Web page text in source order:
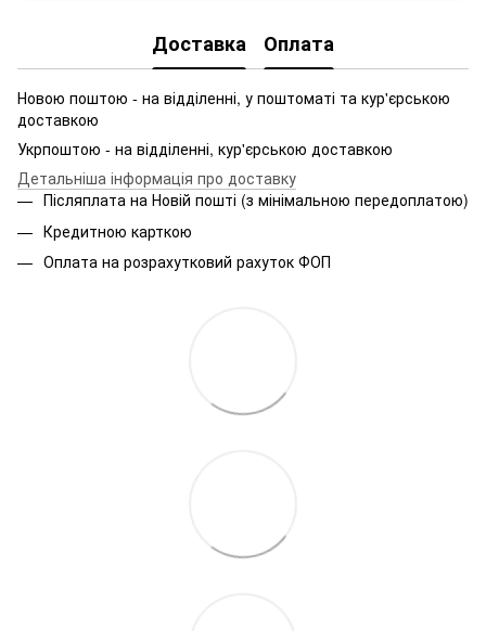
Доставка Оплата
Новою поштою - на відділенні, у поштоматі та кур'єрською
доставкою
Укрпоштою - на відділенні, кур'єрською доставкою
Детальніша інформація про доставку
Післяплата на Новій пошті (з мінімальною передоплатою)
Кредитною карткою
Оплата на розрахутковий рахуток ФОП